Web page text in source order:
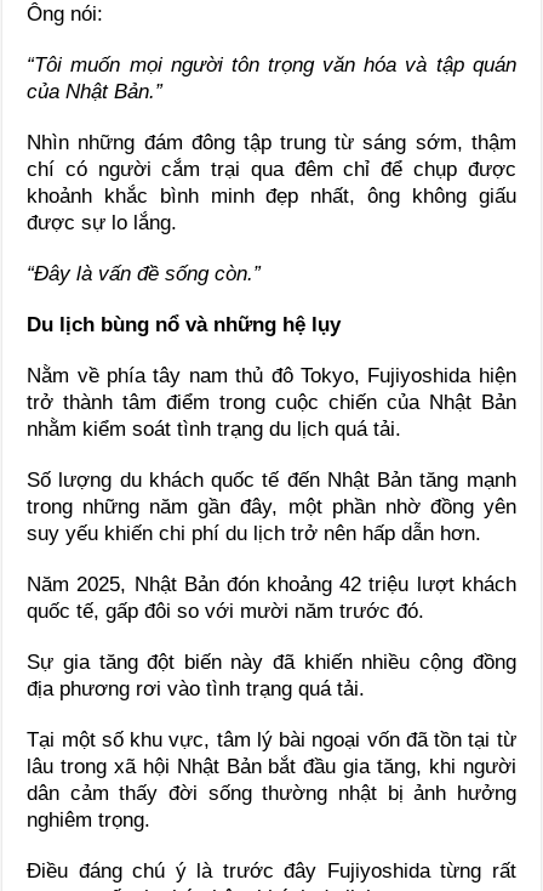
Ông nói:
“Tôi muốn mọi người tôn trọng văn hóa và tập quán
của Nhật Bản.”
Nhìn những đám đông tập trung từ sáng sớm, thậm
chí có người cắm trại qua đêm chỉ để chụp được
khoảnh khắc bình minh đẹp nhất, ông không giấu
được sự lo lắng.
“Đây là vấn đề sống còn.”
Du lịch bùng nổ và những hệ lụy
Nằm về phía tây nam thủ đô Tokyo, Fujiyoshida hiện
trở thành tâm điểm trong cuộc chiến của Nhật Bản
nhằm kiểm soát tình trạng du lịch quá tải.
Số lượng du khách quốc tế đến Nhật Bản tăng mạnh
trong những năm gần đây, một phần nhờ đồng yên
suy yếu khiến chi phí du lịch trở nên hấp dẫn hơn.
Năm 2025, Nhật Bản đón khoảng 42 triệu lượt khách
quốc tế, gấp đôi so với mười năm trước đó.
Sự gia tăng đột biến này đã khiến nhiều cộng đồng
địa phương rơi vào tình trạng quá tải.
Tại một số khu vực, tâm lý bài ngoại vốn đã tồn tại từ
lâu trong xã hội Nhật Bản bắt đầu gia tăng, khi người
dân cảm thấy đời sống thường nhật bị ảnh hưởng
nghiêm trọng.
Điều đáng chú ý là trước đây Fujiyoshida từng rất